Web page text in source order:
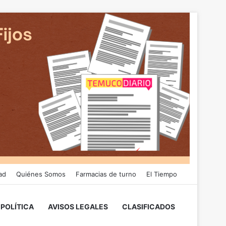
Quiénes Somos Farmacias de turno El Tiempo
POLÍTICA AVISOS LEGALES CLASIFICADOS